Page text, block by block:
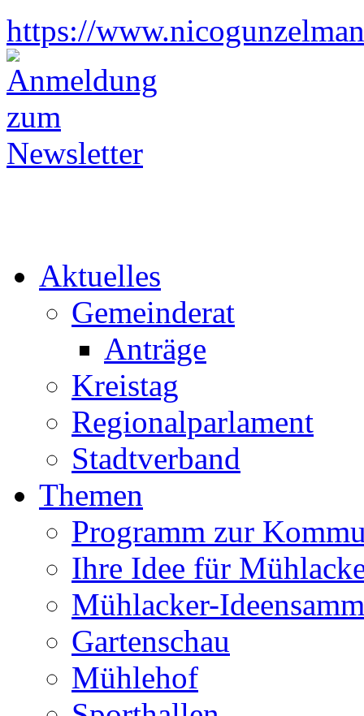
https://
Aktuelles
Gemeinderat
Anträge
Kreistag
Regionalparlament
Stadtverband
Themen
Programm zur
Ihre Idee für
Mühlacker-
Gartenschau
Mühlehof